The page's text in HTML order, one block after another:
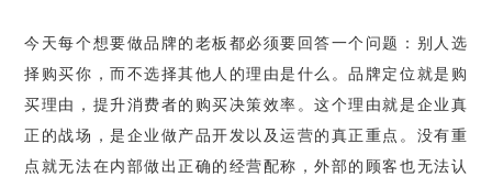
今天每个想要做品牌的老板都必须要回答一个问题：别人选
择购买你，而不选择其他人的理由是什么。品牌定位就是购
买理由，提升消费者的购买决策效率。这个理由就是企业真
正的战场，是企业做产品开发以及运营的真正重点。没有重
点就无法在内部做出正确的经营配称，外部的顾客也无法认